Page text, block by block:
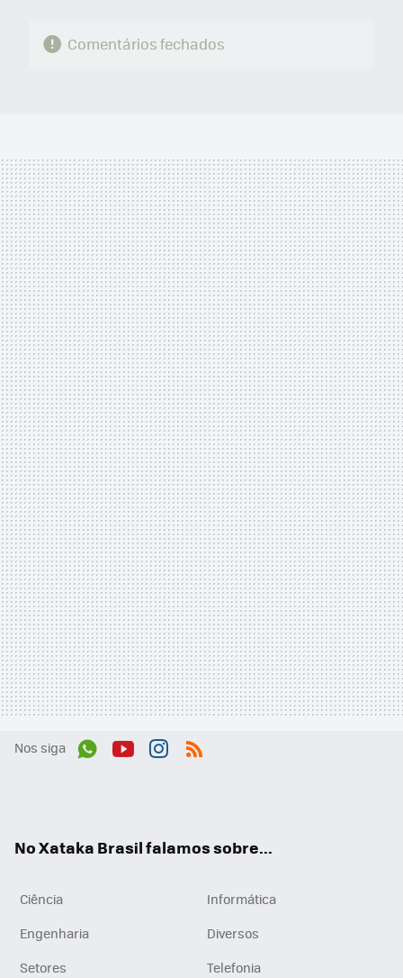
Comentários fechados
Nos siga
No Xataka Brasil falamos sobre...
Ciência
Informática
Engenharia
Diversos
Setores
Telefonia